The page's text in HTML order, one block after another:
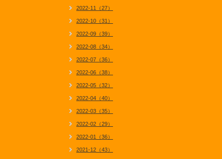
2022-11（27）
2022-10（31）
2022-09（39）
2022-08（34）
2022-07（36）
2022-06（38）
2022-05（32）
2022-04（40）
2022-03（35）
2022-02（29）
2022-01（36）
2021-12（43）